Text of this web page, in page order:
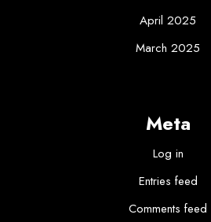
April 2025
March 2025
Meta
Log in
Entries feed
Comments feed